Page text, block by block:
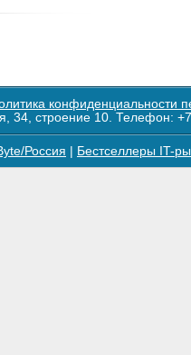
конфиденциальности
34, строение 10. Телефон:
Россия Бестселлеры IT-